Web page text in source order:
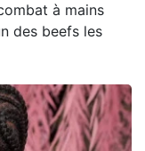
à mains
des beefs les